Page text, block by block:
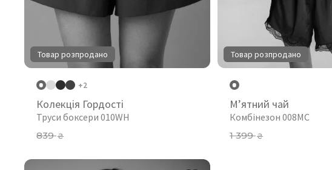
Товар розпродано
+2
Колекція Гордості
Труси боксери 010WH
839₴
Товар розпродано
М’ятний чай
Комбінезон 008MC
1 399₴